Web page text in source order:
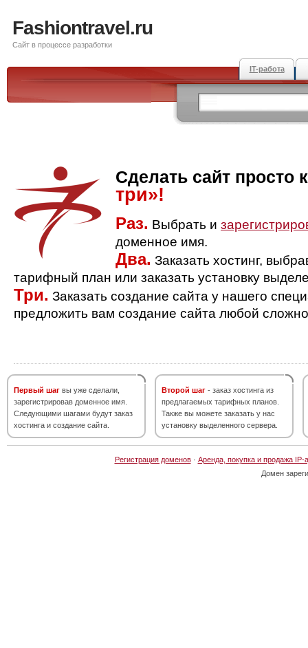
Fashiontravel.ru
Сайт в процессе разработки
IT-работа
Сделать сайт просто
три»!
Раз. Выбрать и
доменное имя.
Два. Заказать хостинг,
тарифный план или заказать установку
Три. Заказать создание сайта у нашего
предложить вам создание сайта любой
Первый шаг вы уже сделали,
зарегистрировав доменное имя.
Следующими шагами будут заказ
хостинга и создание сайта.
Второй шаг - заказ хостинга из
предлагаемых тарифных планов.
Также вы можете заказать у нас
установку выделенного сервера.
Регистрация доменов· Аренда, покупка и продажа IP-
Домен